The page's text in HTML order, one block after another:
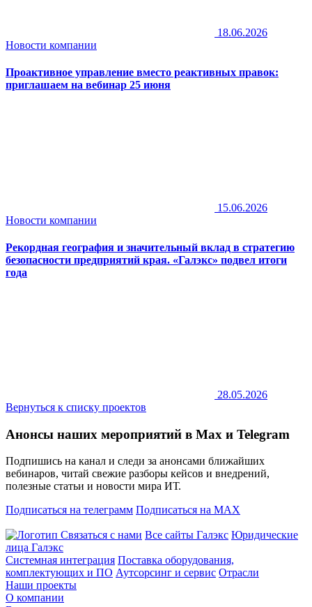
18.06.2026
Новости компании
Проактивное управление вместо реактивных правок:
приглашаем на вебинар 25 июня
15.06.2026
Новости компании
Рекордная география и значительный вклад в стратегию
безопасности предприятий края. «Галэкс» подвел итоги
года
28.05.2026
Вернуться к списку проектов
Анонсы наших мероприятий в Max и Telegram
Подпишись на канал и следи за анонсами ближайших
вебинаров, читай свежие разборы кейсов и внедрений,
полезные статьи и новости мира ИТ.
Подписаться на телеграмм Подписаться на MAX
Связаться с нами Все сайты Галэкс Юридические
лица Галэкс
Системная интеграция Поставка оборудования,
комплектующих и ПО Аутсорсинг и сервис Отрасли
Наши проекты
О компании